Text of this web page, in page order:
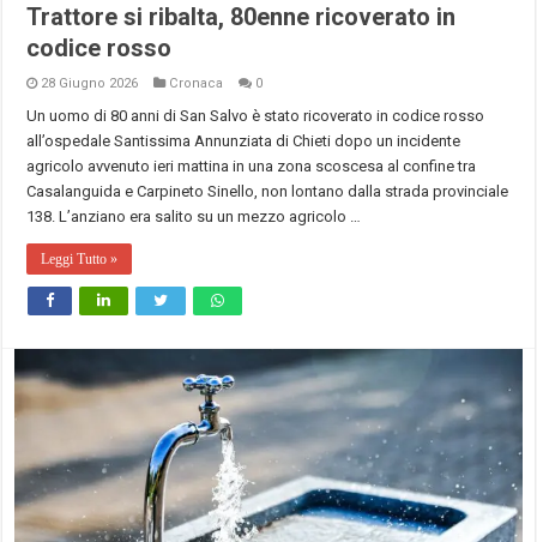
Trattore si ribalta, 80enne ricoverato in
codice rosso
28 Giugno 2026 Cronaca 0
Un uomo di 80 anni di San Salvo è stato ricoverato in codice rosso
all’ospedale Santissima Annunziata di Chieti dopo un incidente
agricolo avvenuto ieri mattina in una zona scoscesa al confine tra
Casalanguida e Carpineto Sinello, non lontano dalla strada provinciale
138. L’anziano era salito su un mezzo agricolo …
Leggi Tutto »